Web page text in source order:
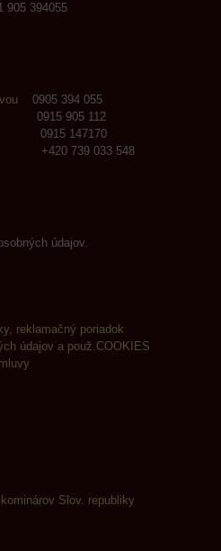
905 394055
0905 394 055
905 112
147170
033 548
údajov.
reklamačný poriadok
údajov a použ.COOKIES
Slov. republiky